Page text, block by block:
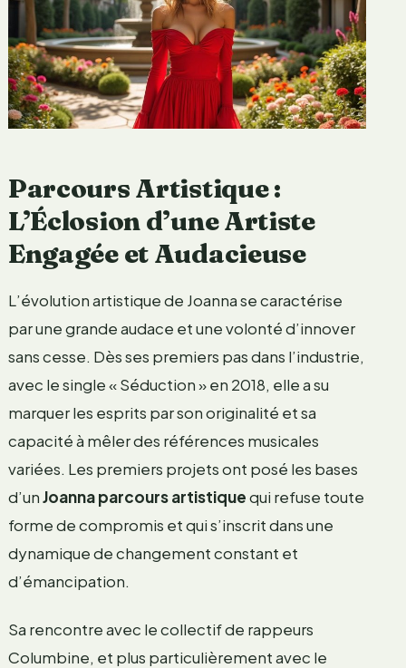
Parcours Artistique :
L’Éclosion d’une Artiste
Engagée et Audacieuse
L’évolution artistique de Joanna se caractérise
par une grande audace et une volonté d’innover
sans cesse. Dès ses premiers pas dans l’industrie,
avec le single « Séduction » en 2018, elle a su
marquer les esprits par son originalité et sa
capacité à mêler des références musicales
variées. Les premiers projets ont posé les bases
d’unJoanna parcours artistiquequi refuse toute
forme de compromis et qui s’inscrit dans une
dynamique de changement constant et
d’émancipation.
Sa rencontre avec le collectif de rappeurs
Columbine, et plus particulièrement avec le